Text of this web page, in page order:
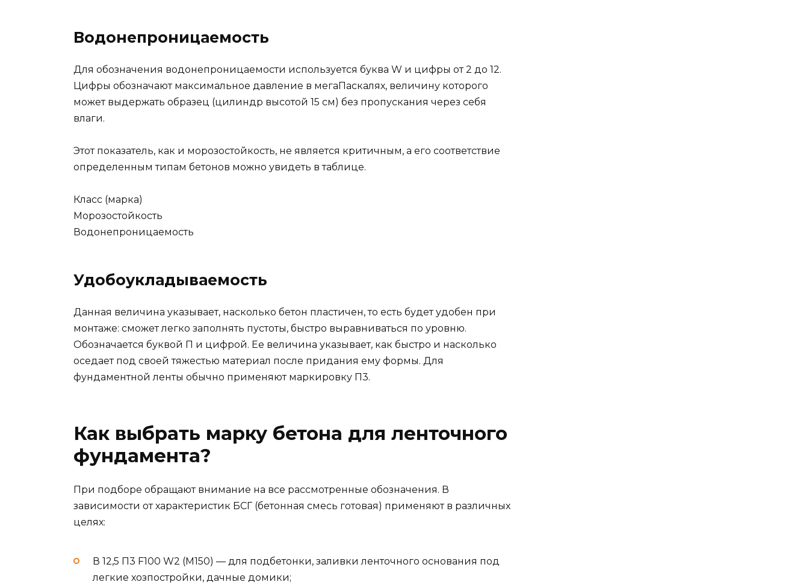
Водонепроницаемость
Для обозначения водонепроницаемости используется буква W и цифры от 2 до 12.
Цифры обозначают максимальное давление в мегаПаскалях, величину которого
может выдержать образец (цилиндр высотой 15 см) без пропускания через себя
влаги.
Этот показатель, как и морозостойкость, не является критичным, а его соответствие
определенным типам бетонов можно увидеть в таблице.
Класс (марка)
Морозостойкость
Водонепроницаемость
Удобоукладываемость
Данная величина указывает, насколько бетон пластичен, то есть будет удобен при
монтаже: сможет легко заполнять пустоты, быстро выравниваться по уровню.
Обозначается буквой П и цифрой. Ее величина указывает, как быстро и насколько
оседает под своей тяжестью материал после придания ему формы. Для
фундаментной ленты обычно применяют маркировку П3.
Как выбрать марку бетона для ленточного
фундамента?
При подборе обращают внимание на все рассмотренные обозначения. В
зависимости от характеристик БСГ (бетонная смесь готовая) применяют в различных
целях:
В 12,5 П3 F100 W2 (М150) — для подбетонки, заливки ленточного основания под
легкие хозпостройки, дачные домики;